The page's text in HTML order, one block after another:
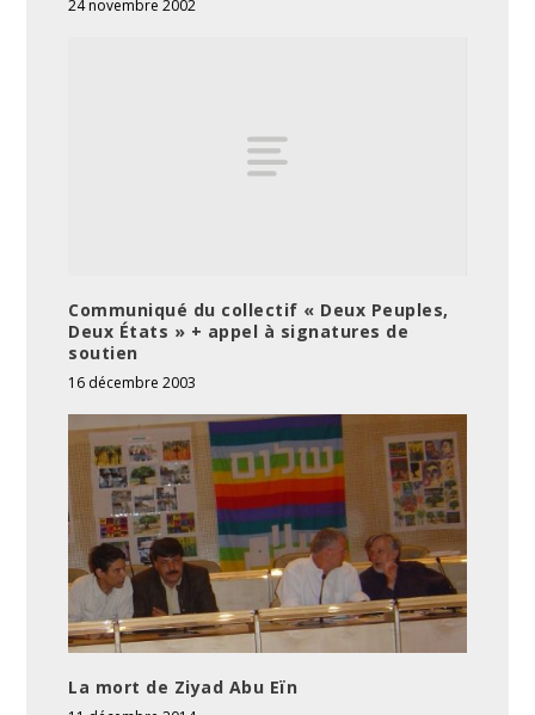
24 novembre 2002
Communiqué du collectif « Deux Peuples,
Deux États » + appel à signatures de
soutien
16 décembre 2003
La mort de Ziyad Abu Eïn